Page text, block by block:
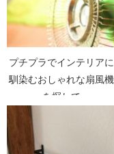
プチプラでインテリアに
馴染むおしゃれな扇風機
を探して